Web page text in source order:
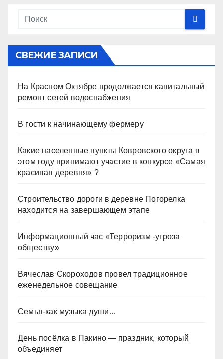
СВЕЖИЕ ЗАПИСИ
На Красном Октябре продолжается капитальный
ремонт сетей водоснабжения
В гости к начинающему фермеру
Какие населенные пункты Ковровского округа в
этом году принимают участие в конкурсе «Самая
красивая деревня» ?
Строительство дороги в деревне Погорелка
находится на завершающем этапе
Информационный час «Терроризм -угроза
обществу»
Вячеслав Скороходов провел традиционное
еженедельное совещание
Семья-как музыка души…
День посёлка в Пакино — праздник, который
объединяет